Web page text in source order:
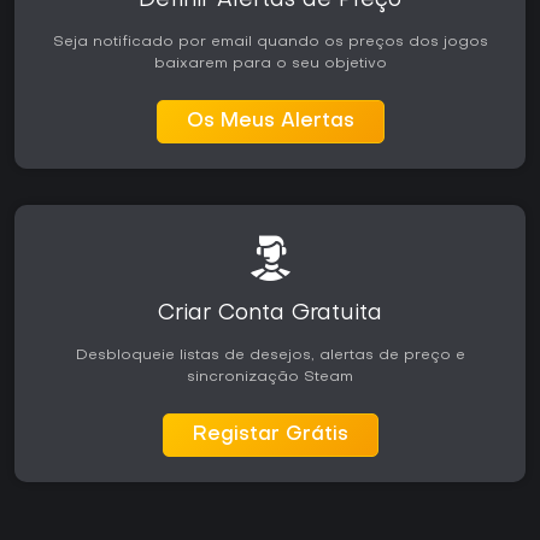
Seja notificado por email quando os preços dos jogos
baixarem para o seu objetivo
Os Meus Alertas
Criar Conta Gratuita
Desbloqueie listas de desejos, alertas de preço e
sincronização Steam
Registar Grátis